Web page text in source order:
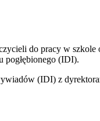
do pracy w szkole
pogłębionego (IDI).
(IDI) z